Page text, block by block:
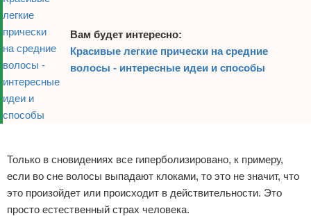
Вам будет интересно:
Красивые легкие прически на средние
волосы - интересные идеи и способы
Только в сновидениях все гиперболизировано, к примеру,
если во сне волосы выпадают клоками, то это не значит, что
это произойдет или происходит в действительности. Это
просто естественный страх человека.